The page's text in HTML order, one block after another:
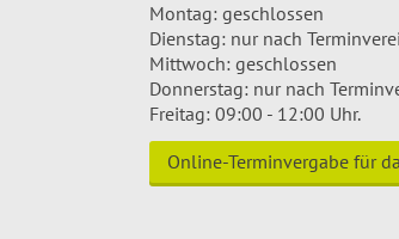
Montag: geschlossen
Dienstag: nur nach
Mittwoch: geschlossen
Donnerstag: nur nach
Freitag: 09:00 - 12:00 Uhr.
Online-Terminvergabe für